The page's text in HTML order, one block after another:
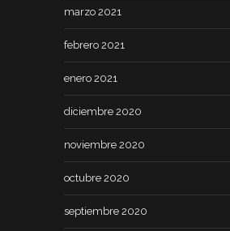
marzo 2021
febrero 2021
enero 2021
diciembre 2020
noviembre 2020
octubre 2020
septiembre 2020